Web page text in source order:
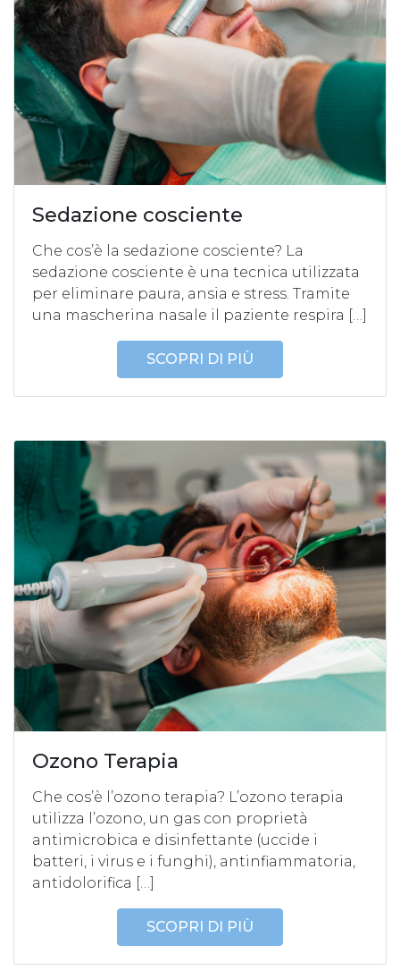
Sedazione cosciente
Che cos’è la sedazione cosciente? La
sedazione cosciente è una tecnica utilizzata
per eliminare paura, ansia e stress. Tramite
una mascherina nasale il paziente respira […]
SCOPRI DI PIÙ
Ozono Terapia
Che cos’è l’ozono terapia? L’ozono terapia
utilizza l’ozono, un gas con proprietà
antimicrobica e disinfettante (uccide i
batteri, i virus e i funghi), antinfiammatoria,
antidolorifica […]
SCOPRI DI PIÙ